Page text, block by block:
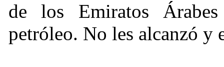
de los Emiratos
petróleo. No les alcanzó y